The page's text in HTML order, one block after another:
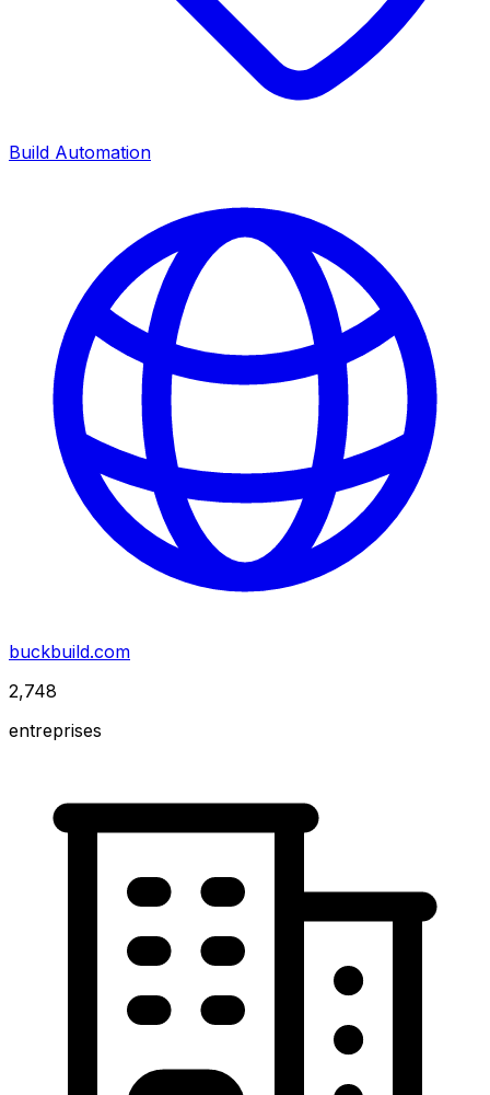
Build Automation
buckbuild.com
2,748
entreprises